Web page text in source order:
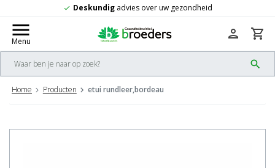
advies over uw gezondheid
menu
Menu
search
person shopping_cart
Home Producten etui rundleer,bordeau